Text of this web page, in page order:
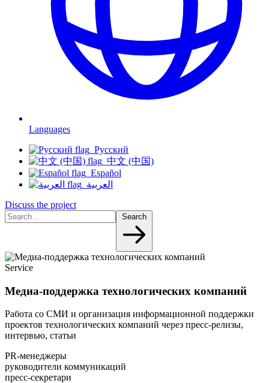
Languages
Русский
中文 (中国)
Español
العربية
Discuss the project
Service
Медиа-поддержка технологических компаний
Работа со СМИ и организация информационной поддержки
проектов технологических компаний через пресс-релизы,
интервью, статьи
PR-менеджеры
руководители коммуникаций
пресс-секретари